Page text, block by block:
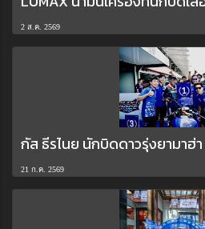
2 ส.ค. 2569
กัส ธีรไนย นักบิดดาวรุ่งยามาฮ่
21 ก.ค. 2569